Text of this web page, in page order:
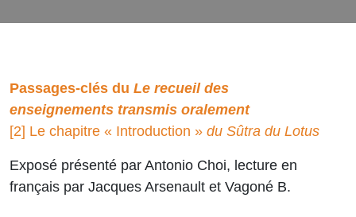
Passages-clés du Le recueil des
enseignements transmis oralement
[2] Le chapitre « Introduction » du Sûtra du Lotus
Exposé présenté par Antonio Choi, lecture en
français par Jacques Arsenault et Vagoné B.